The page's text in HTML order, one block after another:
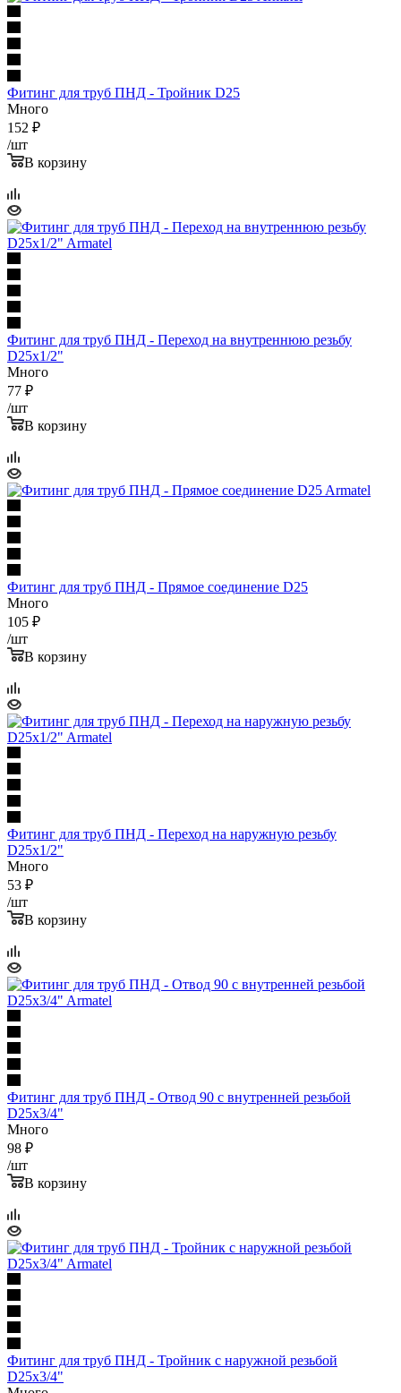
Фитинг для труб ПНД - Тройник D25
Много
152 ₽
/шт
В корзину
Фитинг для труб ПНД - Переход на внутреннюю резьбу
D25x1/2"
Много
77 ₽
/шт
В корзину
Фитинг для труб ПНД - Прямое соединение D25
Много
105 ₽
/шт
В корзину
Фитинг для труб ПНД - Переход на наружную резьбу
D25x1/2"
Много
53 ₽
/шт
В корзину
Фитинг для труб ПНД - Отвод 90 с внутренней резьбой
D25x3/4"
Много
98 ₽
/шт
В корзину
Фитинг для труб ПНД - Тройник с наружной резьбой
D25x3/4"